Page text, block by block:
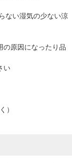
ない湿気の少ない涼
の原因になったり品
い
）